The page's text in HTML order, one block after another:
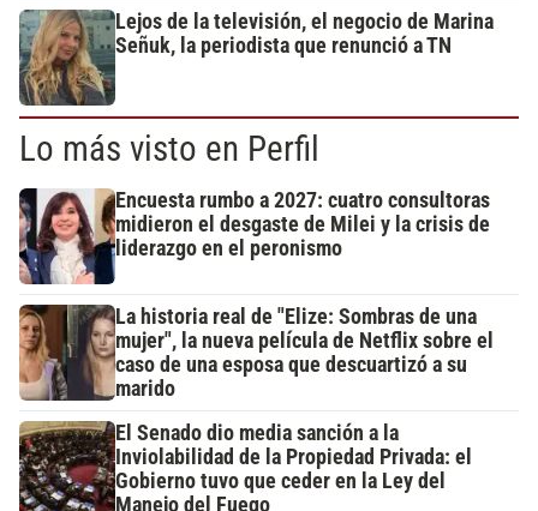
Lejos de la televisión, el negocio de Marina
Señuk, la periodista que renunció a TN
Lo más visto en Perfil
Encuesta rumbo a 2027: cuatro consultoras
midieron el desgaste de Milei y la crisis de
liderazgo en el peronismo
La historia real de "Elize: Sombras de una
mujer", la nueva película de Netflix sobre el
caso de una esposa que descuartizó a su
marido
El Senado dio media sanción a la
Inviolabilidad de la Propiedad Privada: el
Gobierno tuvo que ceder en la Ley del
Manejo del Fuego